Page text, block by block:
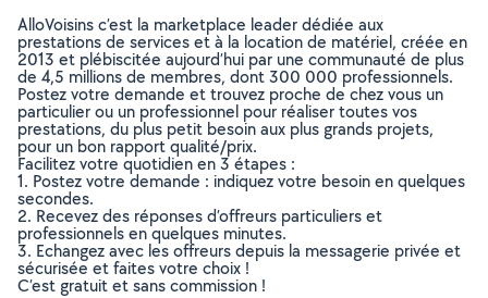
AlloVoisins c’est la marketplace leader dédiée aux
prestations de services et à la location de matériel, créée en
2013 et plébiscitée aujourd’hui par une communauté de plus
de 4,5 millions de membres, dont 300 000 professionnels.
Postez votre demande et trouvez proche de chez vous un
particulier ou un professionnel pour réaliser toutes vos
prestations, du plus petit besoin aux plus grands projets,
pour un bon rapport qualité/prix.
Facilitez votre quotidien en 3 étapes :
1. Postez votre demande : indiquez votre besoin en quelques
secondes.
2. Recevez des réponses d’offreurs particuliers et
professionnels en quelques minutes.
3. Echangez avec les offreurs depuis la messagerie privée et
sécurisée et faites votre choix !
C’est gratuit et sans commission !